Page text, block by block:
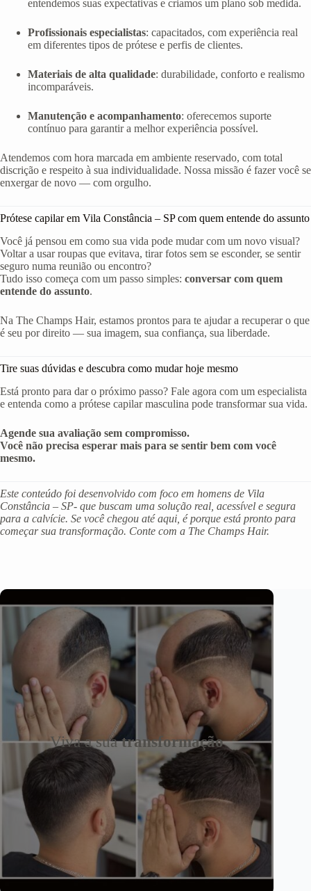
entendemos suas expectativas e criamos um plano sob medida.
Profissionais especialistas: capacitados, com experiência real
em diferentes tipos de prótese e perfis de clientes.
Materiais de alta qualidade: durabilidade, conforto e realismo
incomparáveis.
Manutenção e acompanhamento: oferecemos suporte
contínuo para garantir a melhor experiência possível.
Atendemos com hora marcada em ambiente reservado, com total
discrição e respeito à sua individualidade. Nossa missão é fazer você se
enxergar de novo — com orgulho.
Prótese capilar em Vila Constância – SP com quem entende do assunto
Você já pensou em como sua vida pode mudar com um novo visual?
Voltar a usar roupas que evitava, tirar fotos sem se esconder, se sentir
seguro numa reunião ou encontro?
Tudo isso começa com um passo simples: conversar com quem
entende do assunto.
Na The Champs Hair, estamos prontos para te ajudar a recuperar o que
é seu por direito — sua imagem, sua confiança, sua liberdade.
Tire suas dúvidas e descubra como mudar hoje mesmo
Está pronto para dar o próximo passo? Fale agora com um especialista
e entenda como a prótese capilar masculina pode transformar sua vida.
Agende sua avaliação sem compromisso.
Você não precisa esperar mais para se sentir bem com você
mesmo.
Este conteúdo foi desenvolvido com foco em homens de Vila
Constância – SP- que buscam uma solução real, acessível e segura
para a calvície. Se você chegou até aqui, é porque está pronto para
começar sua transformação. Conte com a The Champs Hair.
Viva a suatransformação